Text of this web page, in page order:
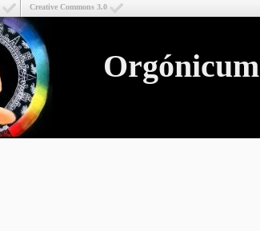
Creative Commons 3.0
Orgónicum